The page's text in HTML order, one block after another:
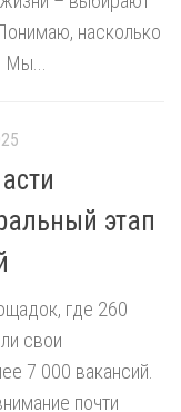
насколько
этап
где 260
свои
7 000 вакансий.
почти